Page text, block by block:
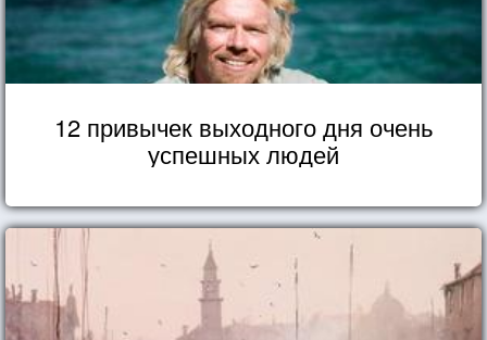
12 привычек выходного дня очень
успешных людей